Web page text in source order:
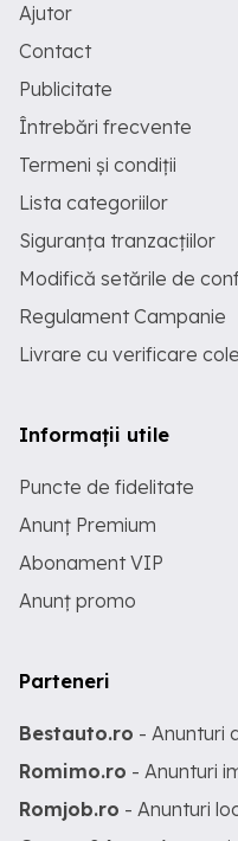
Ajutor
Contact
Publicitate
Întrebări frecvente
Termeni și condiții
Lista categoriilor
Siguranța tranzacțiilor
Modifică setările de
Regulament Campanie
Livrare cu verificare
Informații utile
Puncte de fidelitate
Anunț Premium
Abonament VIP
Anunț promo
Parteneri
Bestauto.ro - Anunturi
Romimo.ro - Anunturi
Romjob.ro - Anunturi